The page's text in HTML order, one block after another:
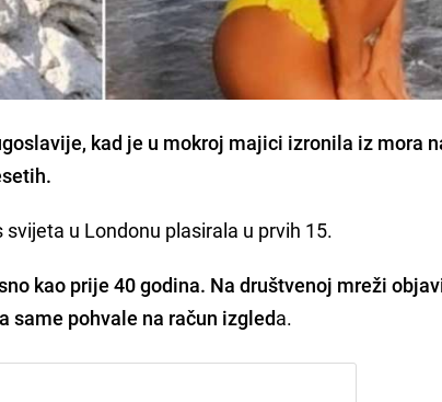
kad je u mokroj majici izronila iz mora
u Londonu plasirala u prvih 15.
kao prije 40 godina. Na društvenoj mreži
same pohvale na račun izgleda.